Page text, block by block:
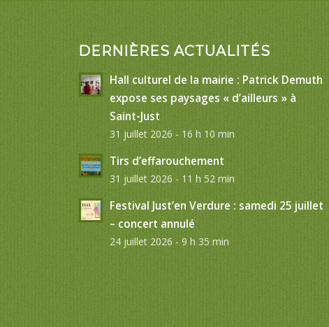
DERNIÈRES ACTUALITÉS
Hall culturel de la mairie : Patrick Demuth
expose ses paysages « d’ailleurs » à
Saint-Just
31 juillet 2026 - 16 h 10 min
Tirs d’effarouchement
31 juillet 2026 - 11 h 52 min
Festival Just’en Verdure : samedi 25 juillet
– concert annulé
24 juillet 2026 - 9 h 35 min